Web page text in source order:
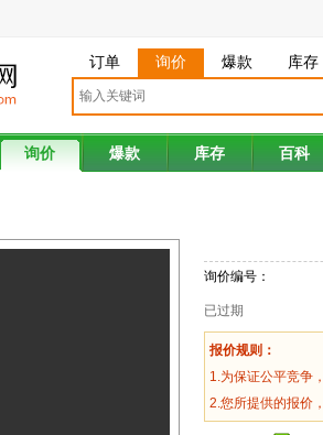
订单 询价 爆款 库存
询价 爆款 库存 百科
询价编号：
已过期
报价规则：
1.为保证公平竞争
2.您所提供的报价